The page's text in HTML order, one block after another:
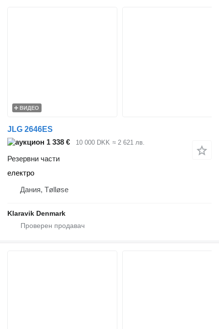
ВИДЕО
JLG 2646ES
1 338 €
10 000 DKK ≈ 2 621 лв.
Резервни части
електро
Дания, Tølløse
Klaravik Denmark